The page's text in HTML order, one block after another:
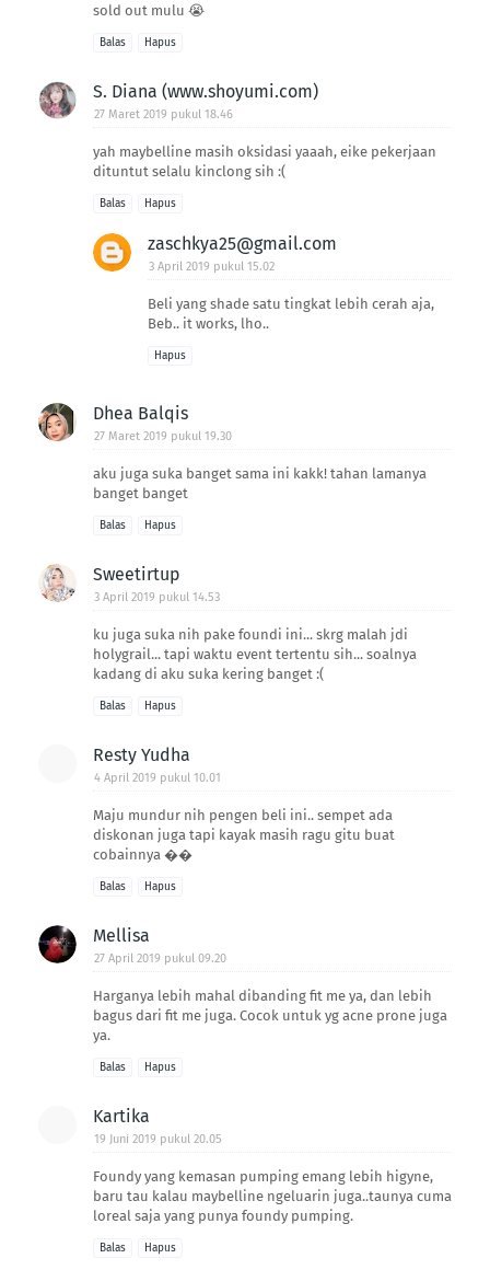
sold out mulu 😭
Balas Hapus
S. Diana (www.shoyumi.com)
27 Maret 2019 pukul 18.46
yah maybelline masih oksidasi yaaah, eike pekerjaan
dituntut selalu kinclong sih :(
Balas Hapus
zaschkya25@gmail.com
3 April 2019 pukul 15.02
Beli yang shade satu tingkat lebih cerah aja,
Beb.. it works, lho..
Hapus
Dhea Balqis
27 Maret 2019 pukul 19.30
aku juga suka banget sama ini kakk! tahan lamanya
banget banget
Balas Hapus
Sweetirtup
3 April 2019 pukul 14.53
ku juga suka nih pake foundi ini... skrg malah jdi
holygrail... tapi waktu event tertentu sih... soalnya
kadang di aku suka kering banget :(
Balas Hapus
Resty Yudha
4 April 2019 pukul 10.01
Maju mundur nih pengen beli ini.. sempet ada
diskonan juga tapi kayak masih ragu gitu buat
cobainnya ��
Balas Hapus
Mellisa
27 April 2019 pukul 09.20
Harganya lebih mahal dibanding fit me ya, dan lebih
bagus dari fit me juga. Cocok untuk yg acne prone juga
ya.
Balas Hapus
Kartika
19 Juni 2019 pukul 20.05
Foundy yang kemasan pumping emang lebih higyne,
baru tau kalau maybelline ngeluarin juga..taunya cuma
loreal saja yang punya foundy pumping.
Balas Hapus